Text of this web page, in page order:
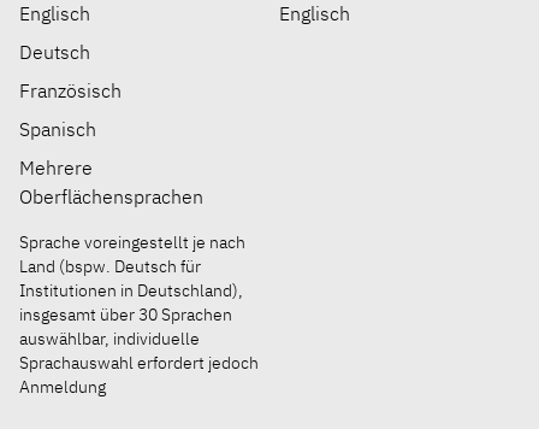
Englisch
Deutsch
Französisch
Spanisch
Mehrere
Oberflächensprachen
Sprache voreingestellt je nach
Land (bspw. Deutsch für
Institutionen in Deutschland),
insgesamt über 30 Sprachen
auswählbar, individuelle
Sprachauswahl erfordert jedoch
Anmeldung
Englisch